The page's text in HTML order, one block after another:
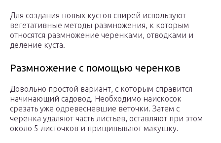
Для создания новых кустов спирей используют
вегетативные методы размножения, к которым
относятся размножение черенками, отводками и
деление куста.
Размножение с помощью черенков
Довольно простой вариант, с которым справится
начинающий садовод. Необходимо наискосок
срезать уже одревесневшие веточки. Затем с
черенка удаляют часть листьев, оставляют при этом
около 5 листочков и прищипывают макушку.